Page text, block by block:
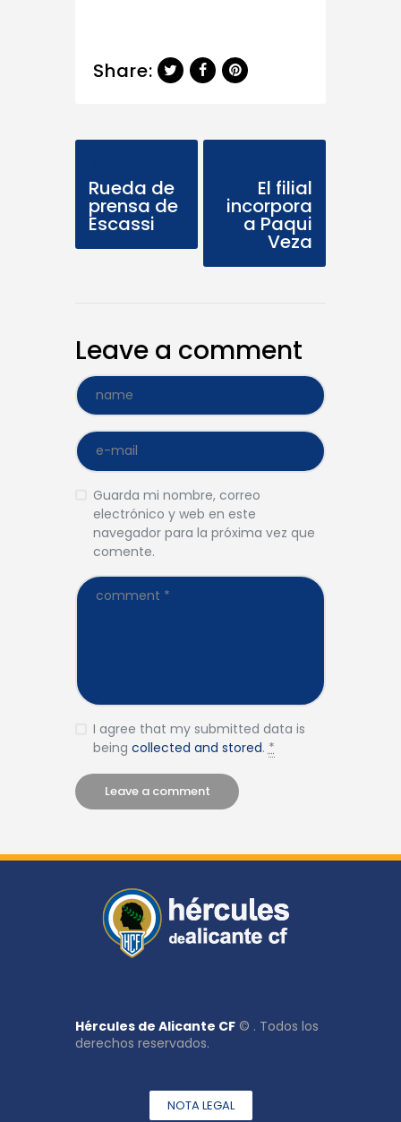
Share:
Rueda de
prensa de
Escassi
El filial
incorpora
a Paqui
Veza
Leave a comment
Guarda mi nombre, correo
electrónico y web en este
navegador para la próxima vez que
comente.
I agree that my submitted data is
being collected and stored. *
Hércules de Alicante CF © . Todos los
derechos reservados.
NOTA LEGAL